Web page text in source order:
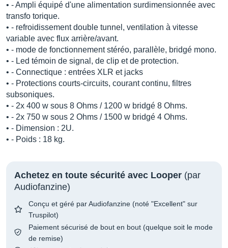
• - Ampli équipé d'une alimentation surdimensionnée avec
transfo torique.
• - refroidissement double tunnel, ventilation à vitesse
variable avec flux arrière/avant.
• - mode de fonctionnement stéréo, parallèle, bridgé mono.
• - Led témoin de signal, de clip et de protection.
• - Connectique : entrées XLR et jacks
• - Protections courts-circuits, courant continu, filtres
subsoniques.
• - 2x 400 w sous 8 Ohms / 1200 w bridgé 8 Ohms.
• - 2x 750 w sous 2 Ohms / 1500 w bridgé 4 Ohms.
• - Dimension : 2U.
• - Poids : 18 kg.
Achetez en toute sécurité avec Looper (par
Audiofanzine)
Conçu et géré par Audiofanzine (noté "Excellent" sur
Truspilot)
Paiement sécurisé de bout en bout (quelque soit le mode
de remise)